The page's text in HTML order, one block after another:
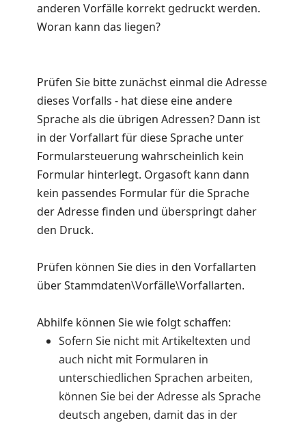
anderen Vorfälle korrekt gedruckt werden.
Woran kann das liegen?
Prüfen Sie bitte zunächst einmal die Adresse
dieses Vorfalls - hat diese eine andere
Sprache als die übrigen Adressen? Dann ist
in der Vorfallart für diese Sprache unter
Formularsteuerung wahrscheinlich kein
Formular hinterlegt. Orgasoft kann dann
kein passendes Formular für die Sprache
der Adresse finden und überspringt daher
den Druck.
Prüfen können Sie dies in den Vorfallarten
über Stammdaten\Vorfälle\Vorfallarten.
Abhilfe können Sie wie folgt schaffen:
Sofern Sie nicht mit Artikeltexten und
auch nicht mit Formularen in
unterschiedlichen Sprachen arbeiten,
können Sie bei der Adresse als Sprache
deutsch angeben, damit das in der